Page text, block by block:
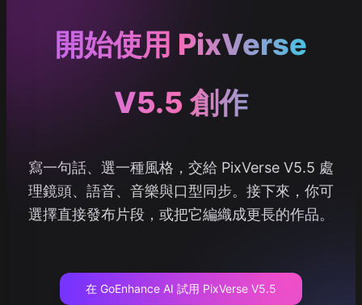
開始使用 PixVerse
V5.5 創作
寫一句話、選一種風格，交給 PixVerse V5.5 處
理鏡頭、語音、音樂與口型同步。接下來，你可
選擇直接發布片段，或把它編織成更長的作品。
在 GoEnhance AI 試用 PixVerse V5.5